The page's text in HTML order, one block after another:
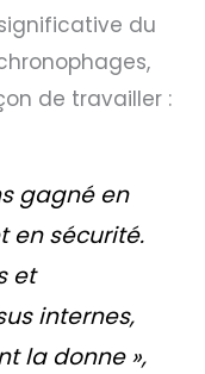
du
de travailler :
gagné en
en sécurité.
et
internes,
la donne»,